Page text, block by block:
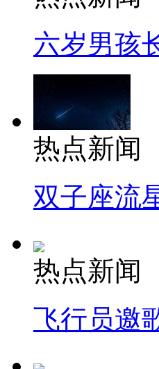
六岁男孩
热点新闻
双子座流
热点新闻
飞行员邀